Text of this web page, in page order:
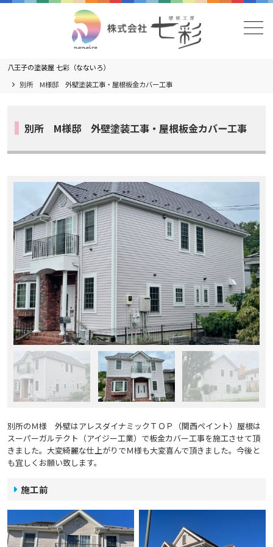
メニュー
八王子の塗装屋 七彩（なないろ）
別所 M様邸 外壁塗装工事・屋根板金カバー工事
別所 M様邸 外壁塗装工事・屋根板金カバー工事
別所のＭ様 外壁はアレスダイナミックＴＯＰ（関西ペイント）屋根は
スーパーガルテクト（アイジー工業）で板金カバー工事を施工させて頂
きました。大変綺麗な仕上がりでＭ様も大変喜んで頂きました。今後と
も宜しくお願い致します。
施工前